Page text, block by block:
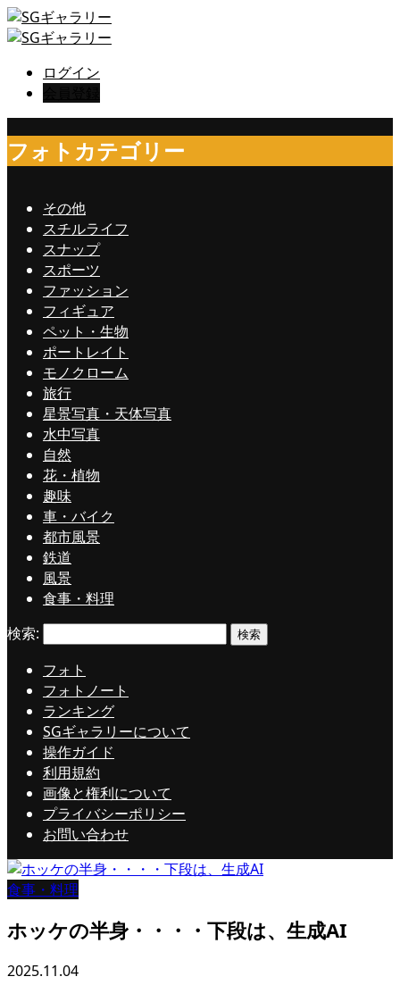
ログイン
フォトカテゴリー
その他
スチルライフ
スナップ
スポーツ
ファッション
フィギュア
ペット・生物
ポートレイト
モノクローム
旅行
星景写真・天体写真
水中写真
自然
花・植物
趣味
車・バイク
都市風景
鉄道
風景
食事・料理
フォト
フォトノート
ランキング
SGギャラリーについて
操作ガイド
利用規約
画像と権利について
プライバシーポリシー
お問い合わせ
検索:
食事・料理
ホッケの半身・・・・下段は、生成AI
2025.11.04